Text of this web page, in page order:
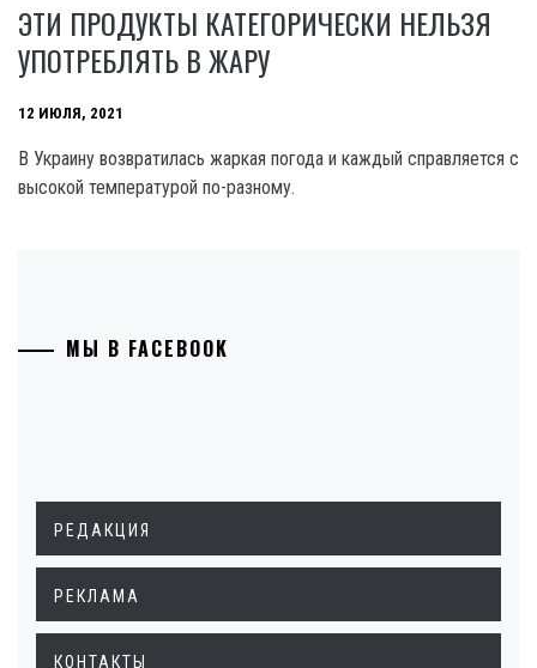
ЭТИ ПРОДУКТЫ КАТЕГОРИЧЕСКИ НЕЛЬЗЯ
УПОТРЕБЛЯТЬ В ЖАРУ
12 ИЮЛЯ, 2021
В Украину возвратилась жаркая погода и каждый справляется с
высокой температурой по-разному.
МЫ В FACEBOOK
РЕДАКЦИЯ
РЕКЛАМА
КОНТАКТЫ